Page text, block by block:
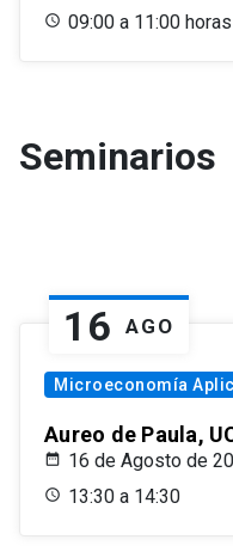
09:00 a 11:00 horas
Seminarios
16 AGO
Microeconomía
Aureo de Paula,
16 de Agosto de
13:30 a 14:30